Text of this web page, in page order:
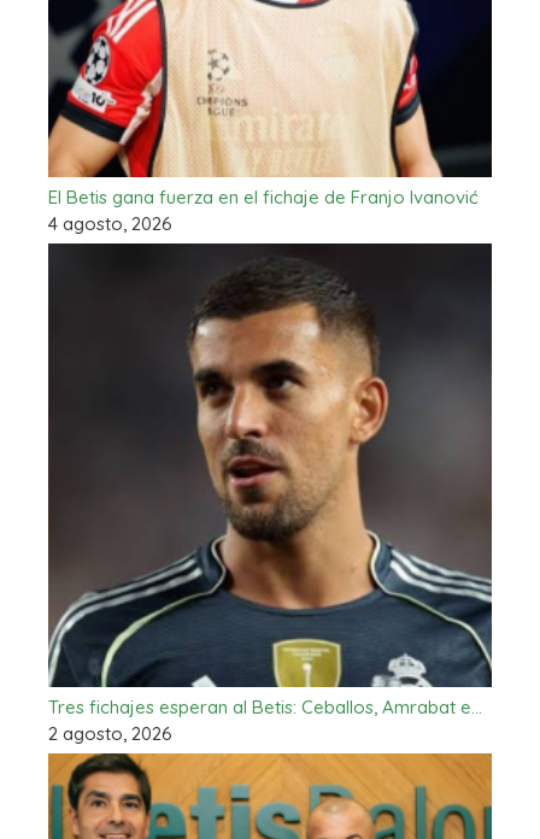
El Betis gana fuerza en el fichaje de Franjo Ivanović
4 agosto, 2026
Tres fichajes esperan al Betis: Ceballos, Amrabat e…
2 agosto, 2026